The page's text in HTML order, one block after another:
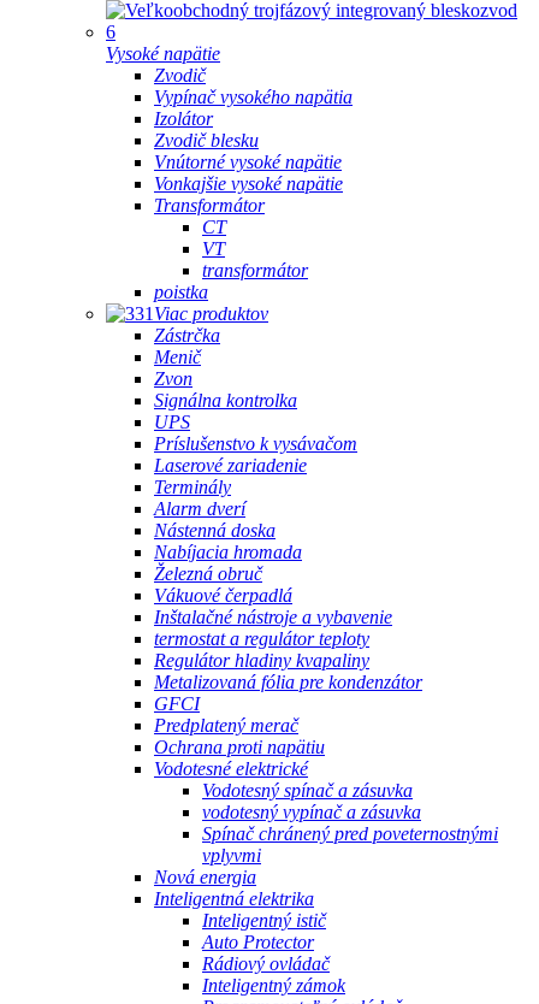
Vysoké napätie
Zvodič
Vypínač vysokého napätia
Izolátor
Zvodič blesku
Vnútorné vysoké napätie
Vonkajšie vysoké napätie
Transformátor
CT
VT
transformátor
poistka
Viac produktov
Zástrčka
Menič
Zvon
Signálna kontrolka
UPS
Príslušenstvo k vysávačom
Laserové zariadenie
Terminály
Alarm dverí
Nástenná doska
Nabíjacia hromada
Železná obruč
Vákuové čerpadlá
Inštalačné nástroje a vybavenie
termostat a regulátor teploty
Regulátor hladiny kvapaliny
Metalizovaná fólia pre kondenzátor
GFCI
Predplatený merač
Ochrana proti napätiu
Vodotesné elektrické
Vodotesný spínač a zásuvka
vodotesný vypínač a zásuvka
Spínač chránený pred poveternostnými
vplyvmi
Nová energia
Inteligentná elektrika
Inteligentný istič
Auto Protector
Rádiový ovládač
Inteligentný zámok